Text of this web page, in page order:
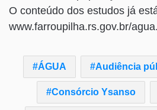
O conteúdo dos estudos já
www.farroupilha.rs.gov.br/agua.
ÁGUA Audiência
Consórcio Ysanso